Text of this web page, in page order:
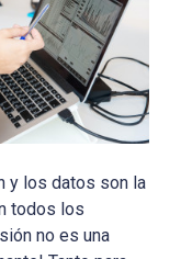
y los datos son la
todos los
no es una